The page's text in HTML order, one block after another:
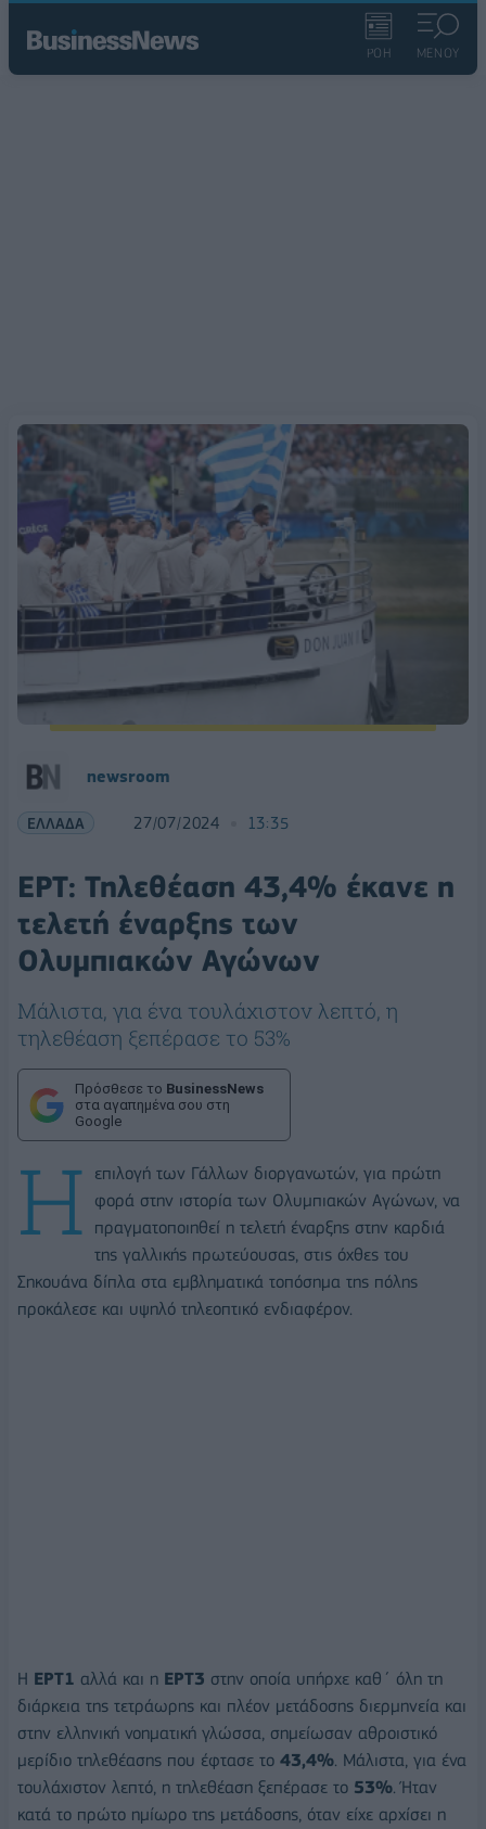
ΡΟΗ ΜΕΝΟΥ
newsroom
ΕΛΛΑΔΑ 27/07/2024 13:35
ΕΡΤ: Τηλεθέαση 43,4% έκανε η
τελετή έναρξης των
Ολυμπιακών Αγώνων
Μάλιστα, για ένα τουλάχιστον λεπτό, η
τηλεθέαση ξεπέρασε το 53%
Πρόσθεσε το BusinessNews
στα αγαπημένα σου στη
Google
Η
επιλογή των Γάλλων διοργανωτών, για πρώτη
φορά στην ιστορία των Ολυμπιακών Αγώνων, να
πραγματοποιηθεί η τελετή έναρξης στην καρδιά
της γαλλικής πρωτεύουσας, στις όχθες του
Σηκουάνα δίπλα στα εμβληματικά τοπόσημα της πόλης
προκάλεσε και υψηλό τηλεοπτικό ενδιαφέρον.
Η ΕΡΤ1 αλλά και η ΕΡΤ3 στην οποία υπήρχε καθ΄ όλη τη
διάρκεια της τετράωρης και πλέον μετάδοσης διερμηνεία και
στην ελληνική νοηματική γλώσσα, σημείωσαν αθροιστικό
μερίδιο τηλεθέασης που έφτασε το 43,4%. Μάλιστα, για ένα
τουλάχιστον λεπτό, η τηλεθέαση ξεπέρασε το 53%. Ήταν
κατά το πρώτο ημίωρο της μετάδοσης, όταν είχε αρχίσει η